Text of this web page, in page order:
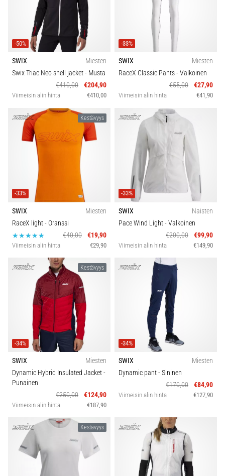
-50%
SWIX
Miesten
Swix Triac Neo shell jacket- Musta
€410,00
€204,90
Viimeisin alin hinta €410,00
-33%
SWIX
Miesten
RaceX Classic Pants- Valkoinen
€55,00
€27,90
Viimeisin alin hinta €41,90
Kestävyys
-33%
SWIX
Miesten
RaceX light- Oranssi
€40,00
€19,90
Viimeisin alin hinta €29,90
-33%
SWIX
Naisten
Pace Wind Light- Valkoinen
€200,00
€99,90
Viimeisin alin hinta €149,90
Kestävyys
-34%
SWIX
Miesten
Dynamic Hybrid Insulated Jacket-
Punainen
€250,00
€124,90
Viimeisin alin hinta €187,90
-34%
SWIX
Miesten
Dynamic pant- Sininen
€170,00
€84,90
Viimeisin alin hinta €127,90
Kestävyys